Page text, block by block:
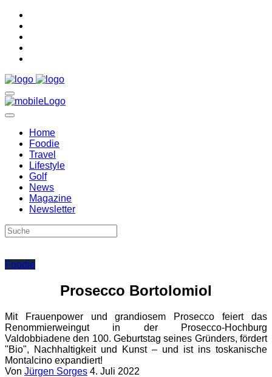
Home
Foodie
Travel
Lifestyle
Golf
News
Magazine
Newsletter
Foodie
Prosecco Bortolomiol
Mit Frauenpower und grandiosem Prosecco feiert das
Renommierweingut in der Prosecco-Hochburg
Valdobbiadene den 100. Geburtstag seines Gründers, fördert
"Bio", Nachhaltigkeit und Kunst – und ist ins toskanische
Montalcino expandiert!
Von Jürgen Sorges 4. Juli 2022